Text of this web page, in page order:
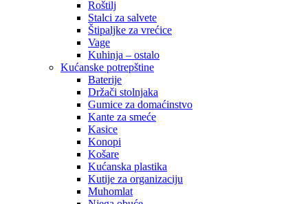
Roštilj
Stalci za salvete
Štipaljke za vrećice
Vage
Kuhinja – ostalo
Kućanske potrepštine
Baterije
Držači stolnjaka
Gumice za domaćinstvo
Kante za smeće
Kasice
Konopi
Košare
Kućanska plastika
Kutije za organizaciju
Muhomlat